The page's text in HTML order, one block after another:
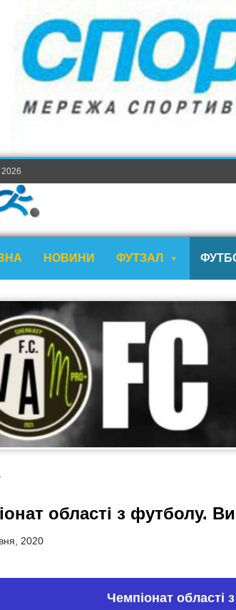
НОВИНИ ФУТЗАЛ
області з футболу.
2020
Чемпіонат області